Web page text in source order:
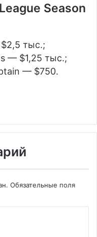
Season
тыс.;
— $1,25 тыс.;
— $750.
Обязательные поля